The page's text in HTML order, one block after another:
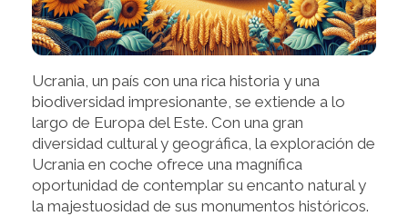
Ucrania, un país con una rica historia y una
biodiversidad impresionante, se extiende a lo
largo de Europa del Este. Con una gran
diversidad cultural y geográfica, la exploración de
Ucrania en coche ofrece una magnífica
oportunidad de contemplar su encanto natural y
la majestuosidad de sus monumentos históricos.